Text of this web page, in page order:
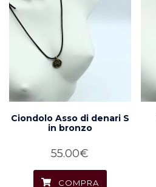
Ciondolo Asso di denari S
in bronzo
55.00€
COMPRA